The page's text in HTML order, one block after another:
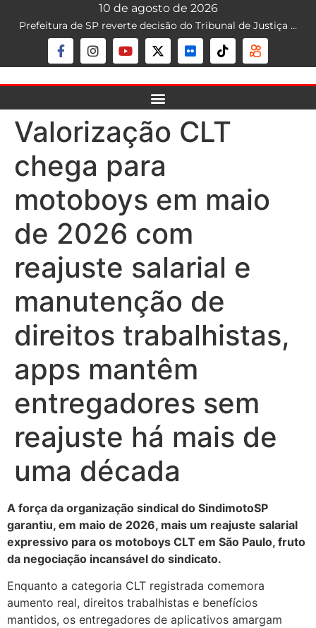
10 de agosto de 2026
Prefeitura de SP reverte decisão do Tribunal de Justiça que liberava mototáxi na capital; serviço segue proibido
Valorização CLT
chega para
motoboys em maio
de 2026 com
reajuste salarial e
manutenção de
direitos trabalhistas,
apps mantêm
entregadores sem
reajuste há mais de
uma década
A força da organização sindical do SindimotoSP
garantiu, em maio de 2026, mais um reajuste salarial
expressivo para os motoboys CLT em São Paulo, fruto
da negociação incansável do sindicato.
Enquanto a categoria CLT registrada comemora
aumento real, direitos trabalhistas e benefícios
mantidos, os entregadores de aplicativos amargam